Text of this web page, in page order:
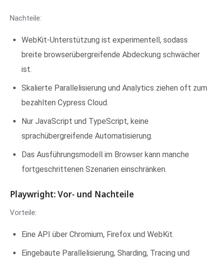
Nachteile:
WebKit-Unterstützung ist experimentell, sodass
breite browserübergreifende Abdeckung schwächer
ist.
Skalierte Parallelisierung und Analytics ziehen oft zum
bezahlten Cypress Cloud.
Nur JavaScript und TypeScript, keine
sprachübergreifende Automatisierung.
Das Ausführungsmodell im Browser kann manche
fortgeschrittenen Szenarien einschränken.
Playwright: Vor- und Nachteile
Vorteile:
Eine API über Chromium, Firefox und WebKit.
Eingebaute Parallelisierung, Sharding, Tracing und